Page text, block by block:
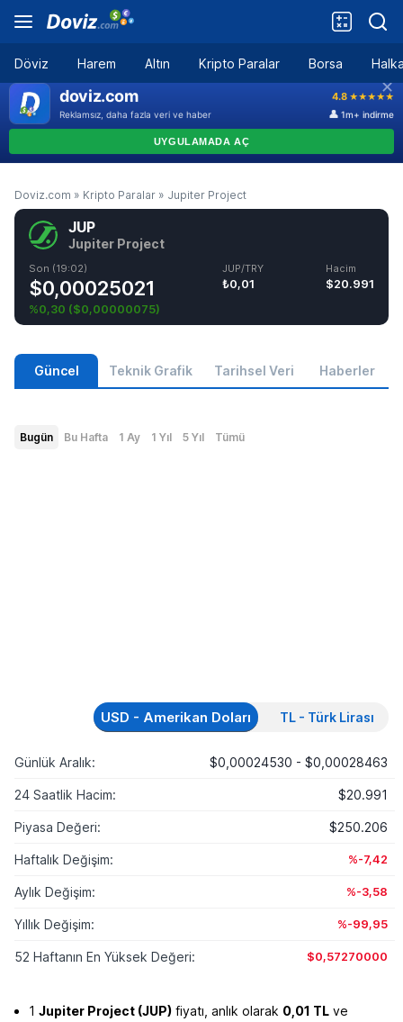
Döviz Harem Altın Kripto Paralar Borsa
Doviz.com » Kripto Paralar » Jupiter Project
JUP
Jupiter Project
Son (19:02)
$0,00025021
%0,30 ($0,00000075)
JUP/TRY
₺0,01
Hacim
$20.991
Güncel Teknik Grafik Tarihsel Veri Haberler
Bugün Bu Hafta 1 Ay 1 Yıl 5 Yıl Tümü
USD - Amerikan Doları TL - Türk Lirası
Günlük Aralık: $0,00024530 - $0,00028463
24 Saatlik Hacim: $20.991
Piyasa Değeri: $250.206
Haftalık Değişim: %-7,42
Aylık Değişim: %-3,58
Yıllık Değişim: %-99,95
52 Haftanın En Yüksek Değeri: $0,57270000
1 Jupiter Project (JUP) fiyatı, anlık olarak 0,01 TL ve